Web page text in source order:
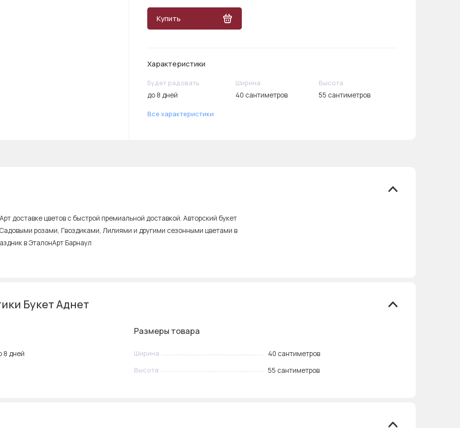
Купить
Характеристики
Будет радовать
до 8 дней
Ширина
40 сантиметров
Высота
55 сантиметров
Все характеристики
доставке цветов с быстрой премиальной доставкой. Авторский букет
розами, Гвоздиками, Лилиями и другими сезонными цветами в
в ЭталонАрт Барнаул
Букет Аднет
8 дней
Размеры товара
Ширина 40 сантиметров
Высота 55 сантиметров